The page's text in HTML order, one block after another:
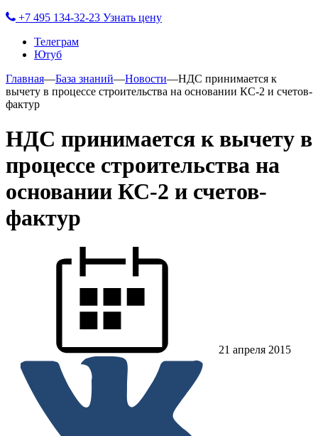
+7 495 134-32-23 Узнать цену
Телеграм
Ютуб
Главная—База знаний—Новости—НДС принимается к
вычету в процессе строительства на основании КС-2 и счетов-
фактур
НДС принимается к вычету в
процессе строительства на
основании КС-2 и счетов-
фактур
21 апреля 2015